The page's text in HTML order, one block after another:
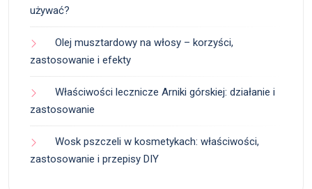
używać?
Olej musztardowy na włosy – korzyści,
zastosowanie i efekty
Właściwości lecznicze Arniki górskiej: działanie i
zastosowanie
Wosk pszczeli w kosmetykach: właściwości,
zastosowanie i przepisy DIY